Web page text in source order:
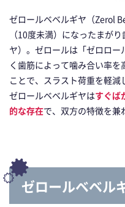
ゼロールベベルギヤ（Zerol
（10度未満）になったまが
ヤ）。ゼロールは「ゼロロ
く歯筋によって噛み合い率
ことで、スラスト荷重を軽減
ゼロールベベルギヤはすぐば
的な存在で、双方の特徴を兼
ゼロールベベル